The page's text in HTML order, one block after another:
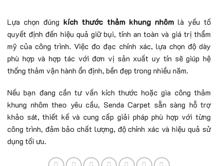
Lựa chọn đúng kích thước thảm khung nhômlà yếu tố
quyết định đến hiệu quả giữ bụi, tính an toàn và giá trị thẩm
mỹ của công trình. Việc đo đạc chính xác, lựa chọn độ dày
phù hợp và hợp tác với đơn vị sản xuất uy tín sẽ giúp hệ
thống thảm vận hành ổn định, bền đẹp trong nhiều năm.
Nếu bạn đang cần tư vấn kích thước hoặc gia công thảm
khung nhôm theo yêu cầu, Senda Carpet sẵn sàng hỗ trợ
khảo sát, thiết kế và cung cấp giải pháp phù hợp với từng
công trình, đảm bảo chất lượng, độ chính xác và hiệu quả sử
dụng tối ưu.